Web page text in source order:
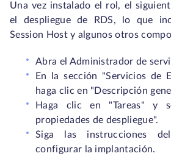
Una vez instalado el rol, el
el despliegue de RDS, lo que
Session Host y algunos otros
Abra el Administrador de
En la sección "Servicios de
haga clic en "Descripción
Haga clic en "Tareas" y
propiedades de despliegue".
Siga las instrucciones
configurar la implantación.